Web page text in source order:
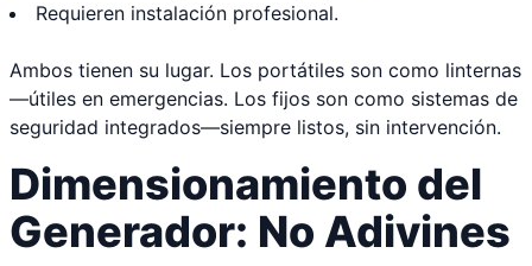
Requieren instalación profesional.
Ambos tienen su lugar. Los portátiles son como linternas
—útiles en emergencias. Los fijos son como sistemas de
seguridad integrados—siempre listos, sin intervención.
Dimensionamiento del
Generador: No Adivines